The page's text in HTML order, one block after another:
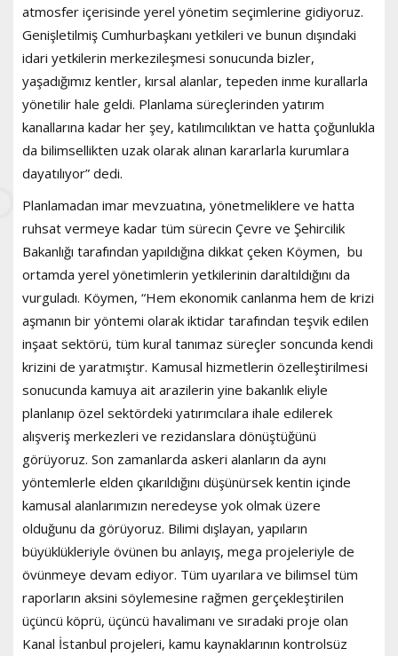
atmosfer içerisinde yerel yönetim seçimlerine gidiyoruz.
Genişletilmiş Cumhurbaşkanı yetkileri ve bunun dışındaki
idari yetkilerin merkezileşmesi sonucunda bizler,
yaşadığımız kentler, kırsal alanlar, tepeden inme kurallarla
yönetilir hale geldi. Planlama süreçlerinden yatırım
kanallarına kadar her şey, katılımcılıktan ve hatta çoğunlukla
da bilimsellikten uzak olarak alınan kararlarla kurumlara
dayatılıyor” dedi.
Planlamadan imar mevzuatına, yönetmeliklere ve hatta
ruhsat vermeye kadar tüm sürecin Çevre ve Şehircilik
Bakanlığı tarafından yapıldığına dikkat çeken Köymen, bu
ortamda yerel yönetimlerin yetkilerinin daraltıldığını da
vurguladı. Köymen, “Hem ekonomik canlanma hem de krizi
aşmanın bir yöntemi olarak iktidar tarafından teşvik edilen
inşaat sektörü, tüm kural tanımaz süreçler soncunda kendi
krizini de yaratmıştır. Kamusal hizmetlerin özelleştirilmesi
sonucunda kamuya ait arazilerin yine bakanlık eliyle
planlanıp özel sektördeki yatırımcılara ihale edilerek
alışveriş merkezleri ve rezidanslara dönüştüğünü
görüyoruz. Son zamanlarda askeri alanların da aynı
yöntemlerle elden çıkarıldığını düşünürsek kentin içinde
kamusal alanlarımızın neredeyse yok olmak üzere
olduğunu da görüyoruz. Bilimi dışlayan, yapıların
büyüklükleriyle övünen bu anlayış, mega projeleriyle de
övünmeye devam ediyor. Tüm uyarılara ve bilimsel tüm
raporların aksini söylemesine rağmen gerçekleştirilen
üçüncü köprü, üçüncü havalimanı ve sıradaki proje olan
Kanal İstanbul projeleri, kamu kaynaklarının kontrolsüz